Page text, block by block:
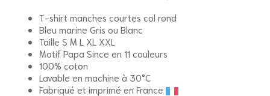
T-shirt manches courtes col rond
Bleu marine Gris ou Blanc
Taille S M L XL XXL
Motif Papa Since en 11 couleurs
100% coton
Lavable en machine à 30°C
Fabriqué et imprimé en France